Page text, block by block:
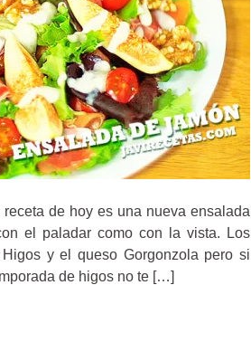
de hoy es una nueva ensalada
el paladar como con la vista. Los
y el queso Gorgonzola pero si
de higos no te […]